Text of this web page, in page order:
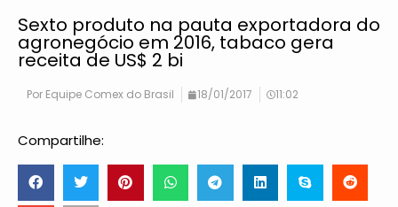
Sexto produto na pauta exportadora do
agronegócio em 2016, tabaco gera
receita de US$ 2 bi
Por Equipe Comex do Brasil 18/01/2017 11:02
Compartilhe: